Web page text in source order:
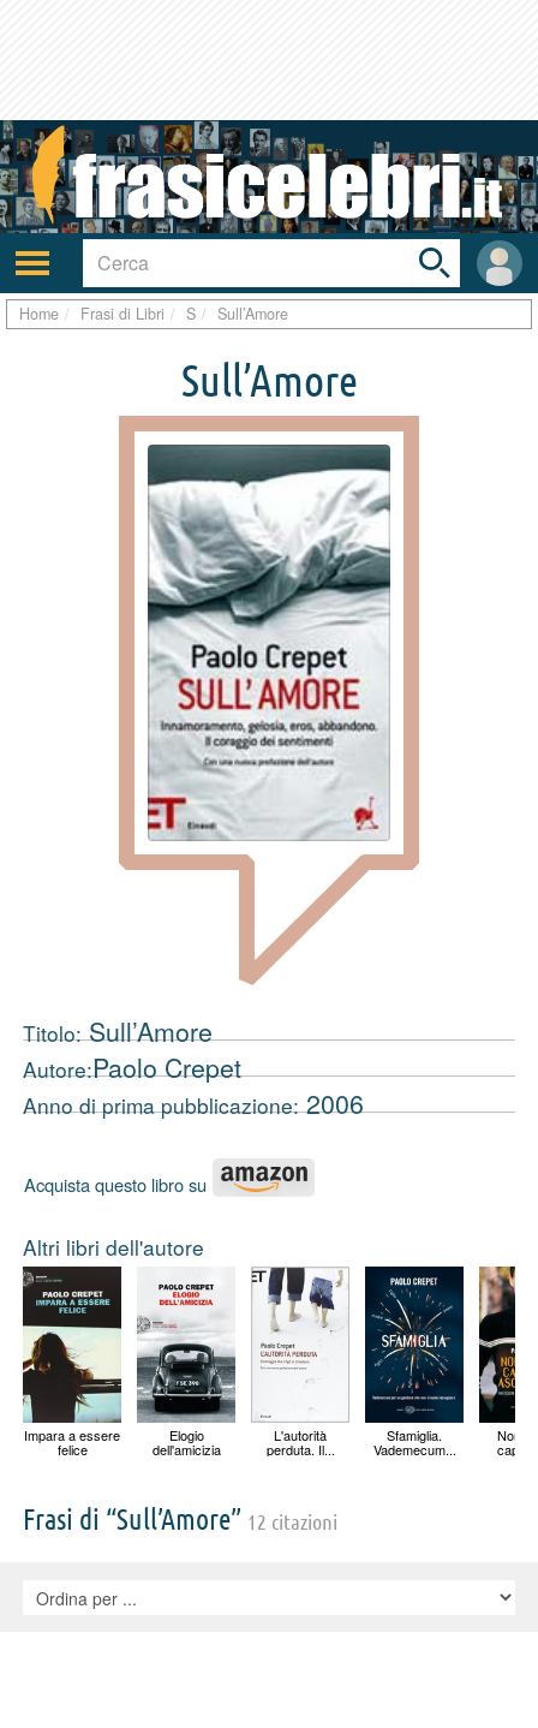
Attiva/disattiva
navigazione
User
area
Toggle
search
bar
Home Frasi di Libri S Sull’Amore
Sull’Amore
Titolo:Sull’Amore
Autore:Paolo Crepet
Anno di prima pubblicazione:2006
Acquista questo libro su
Altri libri dell'autore
Impara a essere
felice
Elogio
dell'amicizia
L'autorità
perduta. Il...
Sfamiglia.
Vademecum...
Non
Frasi di “Sull’Amore” 12 citazioni